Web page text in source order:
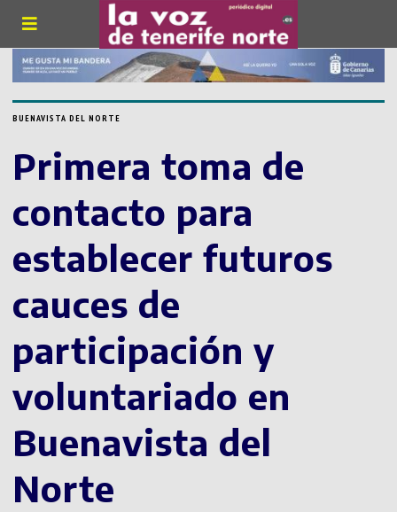
BUENAVISTA DEL NORTE
Primera toma de
contacto para
establecer futuros
cauces de
participación y
voluntariado en
Buenavista del
Norte